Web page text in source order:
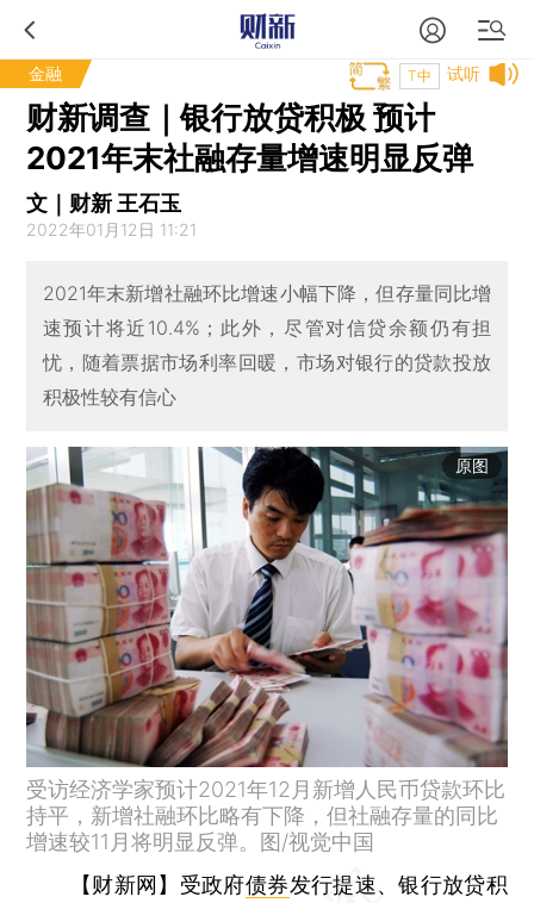
金融 试听
T中
财新调查｜银行放贷积极 预计
2021年末社融存量增速明显反弹
文｜财新 王石玉
2022年01月12日 11:21
2021年末新增社融环比增速小幅下降，但存量同比增
速预计将近10.4%；此外，尽管对信贷余额仍有担
忧，随着票据市场利率回暖，市场对银行的贷款投放
积极性较有信心
原图
受访经济学家预计2021年12月新增人民币贷款环比
持平，新增社融环比略有下降，但社融存量的同比
增速较11月将明显反弹。图/视觉中国
【财新网】 受政府债券发行提速、银行放贷积